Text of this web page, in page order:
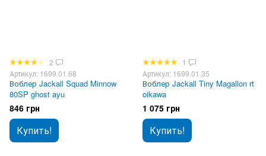
2
Артикул: 1699.01.68
Воблер Jackall Squad Minnow
80SP ghost ayu
846 грн
Купить!
1
Артикул: 1699.01.35
Воблер Jackall Tiny Magallon rt
oikawa
1 075 грн
Купить!